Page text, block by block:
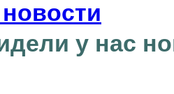
у нас